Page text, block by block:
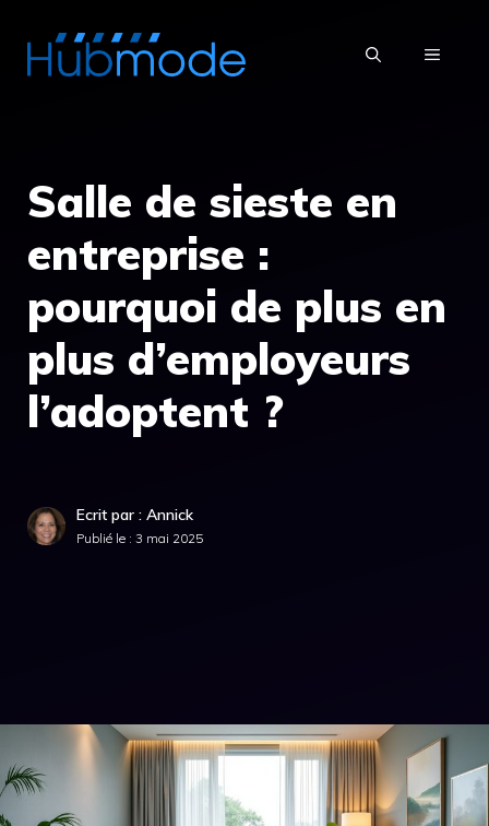
MENU
Salle de sieste en
entreprise :
pourquoi de plus en
plus d’employeurs
l’adoptent ?
Ecrit par : Annick
Publié le : 3 mai 2025